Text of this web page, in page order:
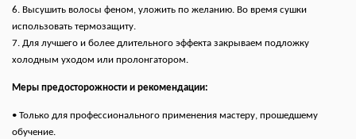
6. Высушить волосы феном, уложить по желанию. Во время сушки
использовать термозащиту.
7. Для лучшего и более длительного эффекта закрываем подложку
холодным уходом или пролонгатором.
Меры предосторожности и рекомендации:
• Только для профессионального применения мастеру, прошедшему
обучение.